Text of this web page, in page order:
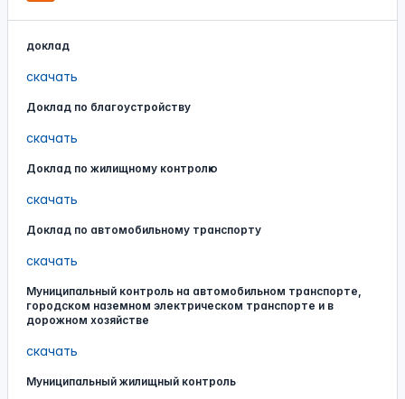
доклад
скачать
Доклад по благоустройству
скачать
Доклад по жилищному контролю
скачать
Доклад по автомобильному транспорту
скачать
Муниципальный контроль на автомобильном транспорте,
городском наземном электрическом транспорте и в
дорожном хозяйстве
скачать
Муниципальный жилищный контроль